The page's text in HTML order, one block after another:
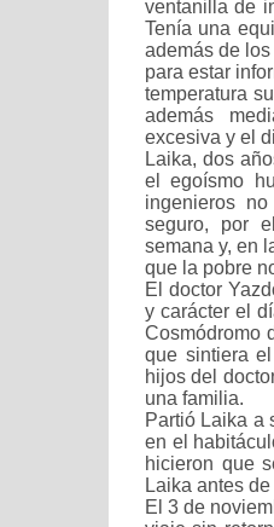
ventanilla de
Tenía una
además de
para estar
temperatura
además
excesiva y el
Laika, dos
el egoísmo
ingenieros
seguro, por
semana y, en
que la pobre
El doctor
y carácter el
Cosmódromo
que sintiera
hijos del
una familia.
Partió Laika a
en el
hicieron que
Laika antes de
El 3 de